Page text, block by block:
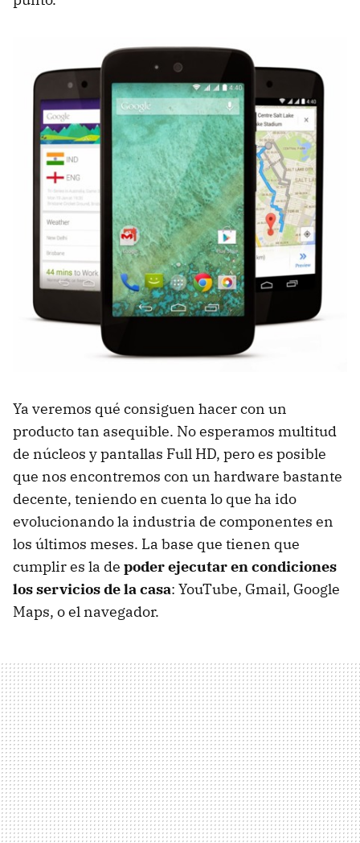
Ya veremos qué consiguen hacer con un
producto tan asequible. No esperamos multitud
de núcleos y pantallas Full HD, pero es posible
que nos encontremos con un hardware bastante
decente, teniendo en cuenta lo que ha ido
evolucionando la industria de componentes en
los últimos meses. La base que tienen que
cumplir es la de poder ejecutar en condiciones
los servicios de la casa: YouTube, Gmail, Google
Maps, o el navegador.